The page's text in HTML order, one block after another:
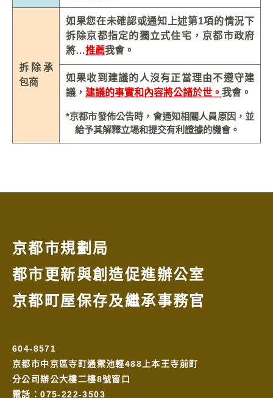
拆除承
包商
如果您在未確認或通知上述第1項的情況下
拆除京都指定的獨立式住宅，京都市政府
將…推薦我會。
如果收到建議的人沒有正當理由不遵守建
議， 建議的事實和內容將公諸於世。 我會。
*京都市發佈公告時，會通知相關人員原因，並
給予其解釋立場和提交有利證據的機會。
京都市規劃局
都市更新與創造促進辦公室
京都町屋保存及繼承事務官
604-8571
京都市中京區寺町通禦池輕488上本王寺前町
分公司辦公大樓二樓8號窗口
電話：075-222-3503